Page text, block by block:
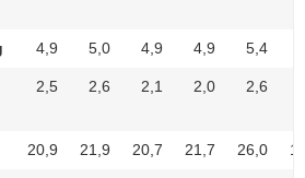
4,9 5,0 4,9 4,9 5,4
2,5 2,6 2,1 2,0 2,6
20,9 21,9 20,7 21,7 26,0